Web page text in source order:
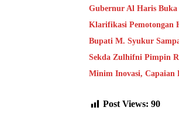
Gubernur Al Haris Buka
Klarifikasi Pemotongan
Bupati M. Syukur
Sekda Zulhifni Pimpin
Minim Inovasi, Capaian
Post Views: 90